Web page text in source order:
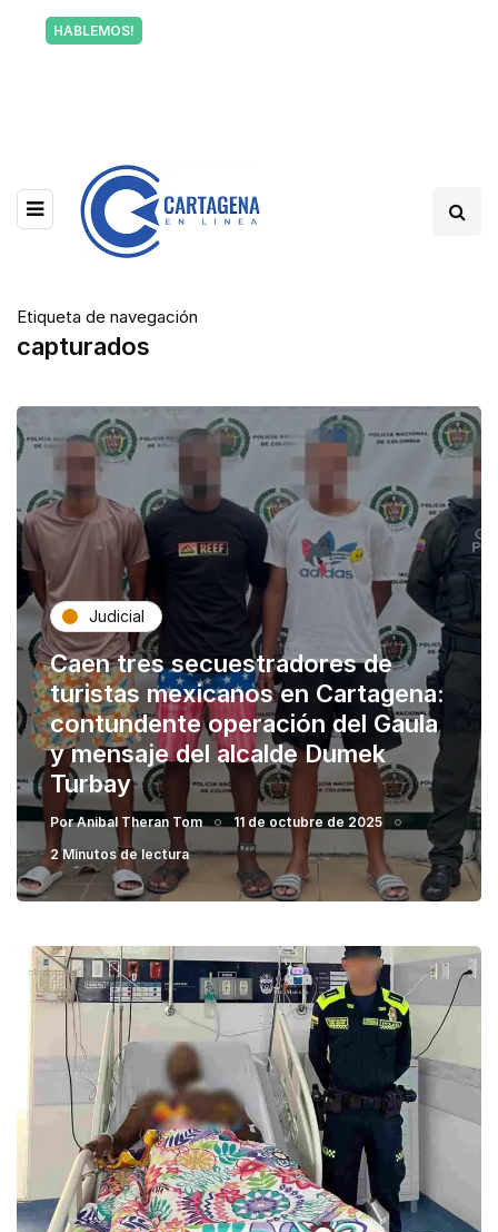
HABLEMOS!
Etiqueta de navegación
capturados
Judicial
Caen tres secuestradores de
turistas mexicanos en Cartagena:
contundente operación del Gaula
y mensaje del alcalde Dumek
Turbay
PorAnibal Theran Tom
11 de octubre de 2025
2 Minutos de lectura